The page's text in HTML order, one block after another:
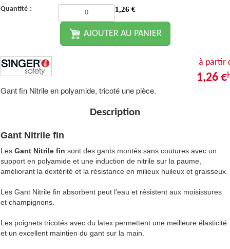
Quantité : 1,26 €
AJOUTER AU PANIER
à partir
1,26 €
Gant fin Nitrile en polyamide, tricoté une pièce.
Description
Gant Nitrile fin
Les Gant Nitrile fin sont des gants montés sans coutures avec un
support en polyamide et une induction de nitrile sur la paume,
améliorant la dextérité et la résistance en milieux huileux et graisseux.
Les Gant Nitrile fin absorbent peut l'eau et résistent aux moisissures
et champignons.
Les poignets tricotés avec du latex permettent une meilleure élasticité
et un excellent maintien du gant sur la main.